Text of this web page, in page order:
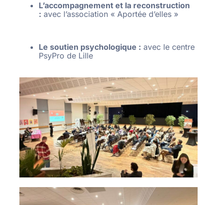
L’accompagnement et la reconstruction
: avec l’association « Aportée d’elles »
Le soutien psychologique : avec le centre
PsyPro de Lille